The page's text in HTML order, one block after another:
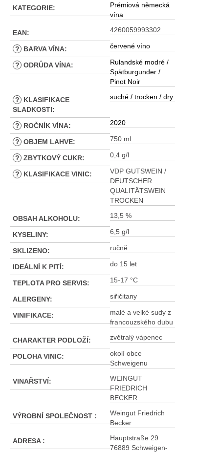
KATEGORIE:
Prémiová německá
vína
EAN: 4260059993302
? BARVA VÍNA: červené víno
? ODRŮDA VÍNA:
Rulandské modré /
Spätburgunder /
Pinot Noir
?
KLASIFIKACE
SLADKOSTI:
suché / trocken / dry
? ROČNÍK VÍNA: 2020
? OBJEM LAHVE: 750 ml
? ZBYTKOVÝ CUKR: 0,4 g/l
? KLASIFIKACE VINIC:
VDP GUTSWEIN /
DEUTSCHER
QUALITÄTSWEIN
TROCKEN
OBSAH ALKOHOLU: 13,5 %
KYSELINY: 6,5 g/l
SKLIZENO: ručně
IDEÁLNÍ K PITÍ: do 15 let
TEPLOTA PRO SERVIS: 15-17 °C
ALERGENY: siřičitany
VINIFIKACE:
malé a velké sudy z
francouzského dubu
CHARAKTER PODLOŽÍ: zvětralý vápenec
POLOHA VINIC:
okolí obce
Schweigenu
VINAŘSTVÍ:
WEINGUT
FRIEDRICH
BECKER
VÝROBNÍ SPOLEČNOST :
Weingut Friedrich
Becker
ADRESA :
Hauptstraße 29
76889 Schweigen-